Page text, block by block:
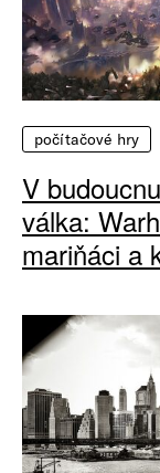
počítačové hry
V
válka:
mariňáci a